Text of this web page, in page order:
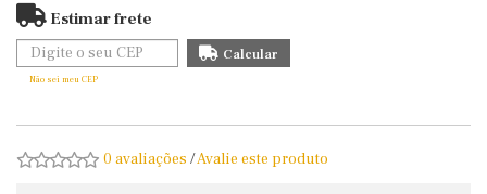
Estimar frete
Não sei meu CEP
0 avaliações /Avalie este produto